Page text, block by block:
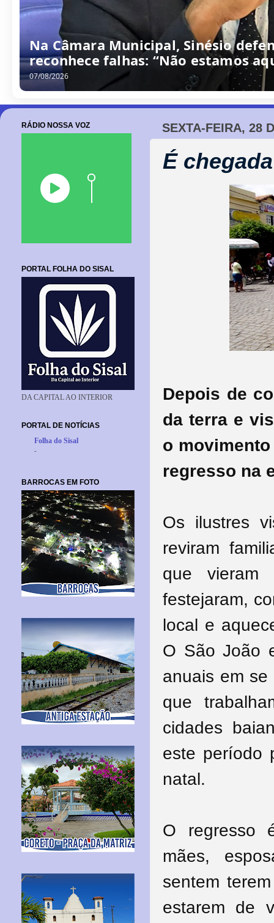
/
0
2
0
2
6
SEXTA-FEIRA, 28
É
Depois de
da terra e
o
regresso na
Os ilustres
reviram
que vieram
festejaram,
local e
O São João
anuais em
que
cidades
este período
natal.
O regresso
mães,
sentem
estarem de
RÁDIO NOSSA VOZ
PORTAL FOLHA DO SISAL
DA CAPITAL AO INTERIOR
PORTAL DE NOTÍCIAS
Folha do Sisal
-
BARROCAS EM FOTO